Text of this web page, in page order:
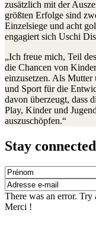
zusätzlich mit der
größten Erfolge sind
Einzelsiege und acht
engagiert sich Uschi
„Ich freue mich, Teil
die Chancen von
einzusetzen. Als
und Sport für die
davon überzeugt, dass
Play, Kinder und
auszuschöpfen.“
Stay
Prénom
There was an error. Try
Merci !